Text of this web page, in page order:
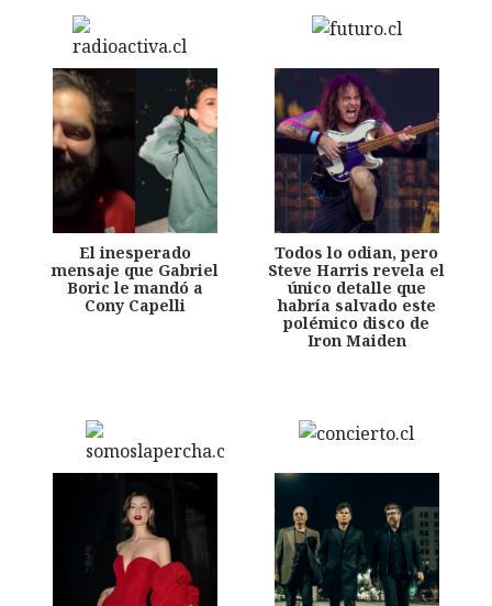
El inesperado
mensaje que Gabriel
Boric le mandó a
Cony Capelli
Todos lo odian, pero
Steve Harris revela el
único detalle que
habría salvado este
polémico disco de
Iron Maiden